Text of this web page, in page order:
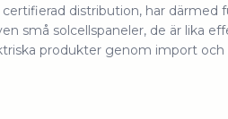
distribution, har därmed
små solcellspaneler, de är lika
produkter genom import